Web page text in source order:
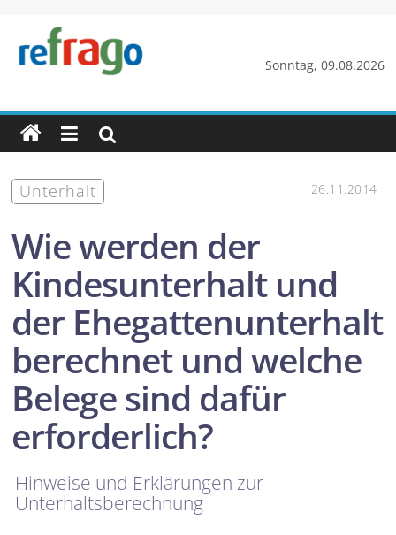
springen
Sonntag, 09.08.2026
refrago
Rechtsfragen
online
verständlich
erklärt
–Unterhalt 26.11.2014
Wie werden der
Kindesunterhalt und
der Ehegattenunterhalt
berechnet und welche
Belege sind dafür
erforderlich?
Hinweise und Erklärungen zur
Unterhaltsberechnung